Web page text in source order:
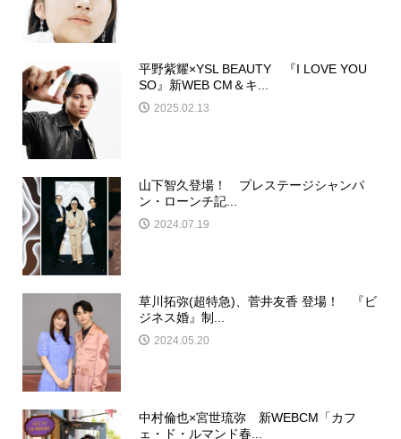
平野紫耀×YSL BEAUTY 『I LOVE YOU
SO』新WEB CM＆キ...
2025.02.13
山下智久登場！ プレステージシャンパ
ン・ローンチ記...
2024.07.19
草川拓弥(超特急)、菅井友香 登場！ 『ビ
ジネス婚』制...
2024.05.20
中村倫也×宮世琉弥 新WEBCM「カフ
ェ・ド・ルマンド春...